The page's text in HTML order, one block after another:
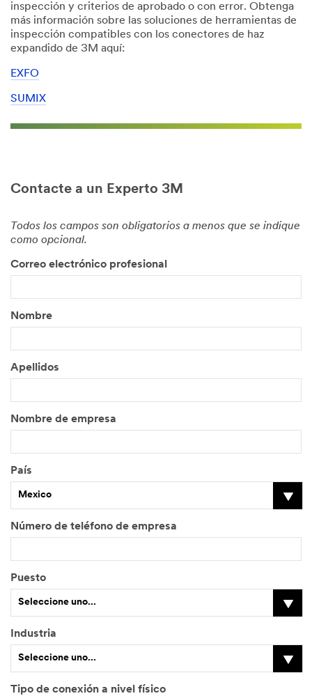
inspección y criterios de aprobado o con error. Obtenga
más información sobre las soluciones de herramientas de
inspección compatibles con los conectores de haz
expandido de 3M aquí:
EXFO
SUMIX
Contacte a un Experto 3M
Todos los campos son obligatorios a menos que se indique
como opcional.
Correo electrónico profesional
Nombre
Apellidos
Nombre de empresa
País
Mexico
Número de teléfono de empresa
Puesto
Seleccione uno...
O
r
o
Industria
Seleccione uno...
Tipo de conexión a nivel físico